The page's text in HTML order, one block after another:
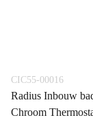
CIC55-00016
Radius Inbouw
Chroom